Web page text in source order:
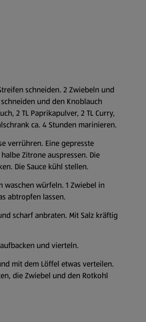
schneiden. 2 Zwiebeln und
und den Knoblauch
2 TL Paprikapulver, 2 TL Curry,
ca. 4 Stunden marinieren.
verrühren. Eine gepresste
Zitrone auspressen. Die
Die Sauce kühl stellen.
waschen würfeln. 1 Zwiebel in
abtropfen lassen.
scharf anbraten. Mit Salz kräftig
und vierteln.
mit dem Löffel etwas verteilen.
die Zwiebel und den Rotkohl